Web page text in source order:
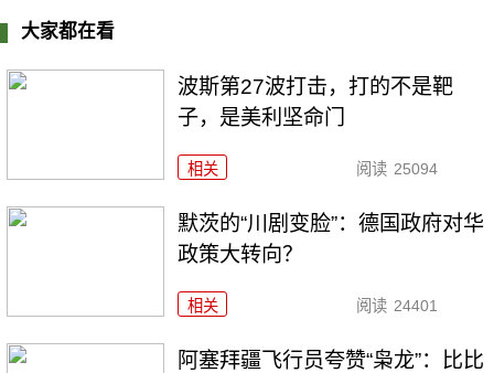
大家都在看
波斯第27波打击，打的不是靶
子，是美利坚命门
相关 阅读 25094
默茨的“川剧变脸”：德国政府对华
政策大转向？
相关 阅读 24401
阿塞拜疆飞行员夸赞“枭龙”：比比